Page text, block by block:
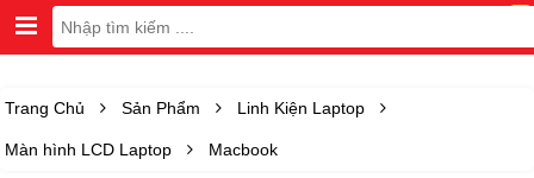
Trang Chủ Sản Phẩm Linh Kiện Laptop
Màn hình LCD Laptop Macbook